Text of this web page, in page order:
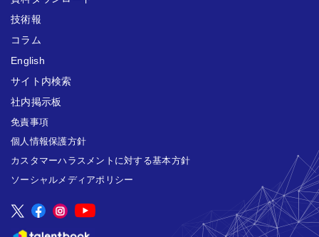
技術報
コラム
English
サイト内検索
社内掲示板
免責事項
個人情報保護方針
カスタマーハラスメントに対する基本方針
ソーシャルメディアポリシー